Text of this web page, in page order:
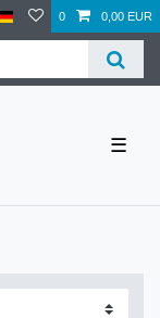
0 0,00 EUR
☰